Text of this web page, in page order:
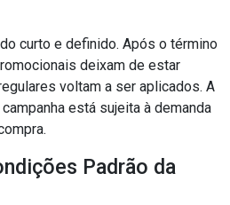
curto e definido. Após o término
deixam de estar
voltam a ser aplicados. A
está sujeita à demanda
Padrão da